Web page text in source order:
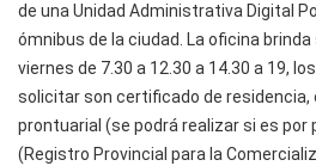
de una Unidad Administrativa Digital
ómnibus de la ciudad. La oficina
viernes de 7.30 a 12.30 a 14.30 a 19,
solicitar son certificado de residencia,
prontuarial (se podrá realizar si es por
(Registro Provincial para la